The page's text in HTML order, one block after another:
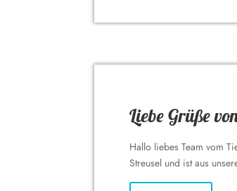
Liebe Grüße
Hallo liebes Team vom
Streusel und ist aus